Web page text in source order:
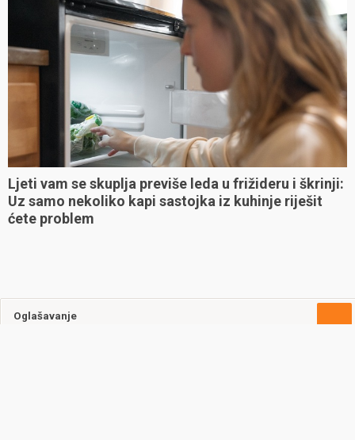
Ljeti vam se skuplja previše leda u frižideru i škrinji:
Uz samo nekoliko kapi sastojka iz kuhinje riješit
ćete problem
Oglašavanje